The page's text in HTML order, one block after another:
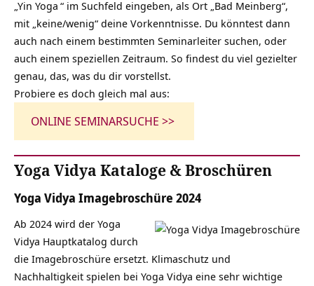
Yin Yoga “ im Suchfeld eingeben, als Ort „Bad Meinberg“,
mit „keine/wenig“ deine Vorkenntnisse. Du könntest dann
auch nach einem bestimmten Seminarleiter suchen, oder
auch einem speziellen Zeitraum. So findest du viel gezielter
genau, das, was du dir vorstellst.
Probiere es doch gleich mal aus:
ONLINE SEMINARSUCHE >>
Yoga Vidya Kataloge & Broschüren
Yoga Vidya Imagebroschüre 2024
Ab 2024 wird der Yoga
Vidya Hauptkatalog durch
die Imagebroschüre ersetzt. Klimaschutz und
Nachhaltigkeit spielen bei Yoga Vidya eine sehr wichtige